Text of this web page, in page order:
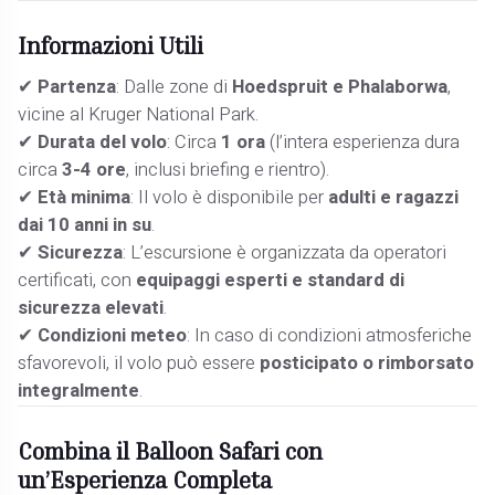
Informazioni Utili
✔ Partenza: Dalle zone di Hoedspruit e Phalaborwa,
vicine al Kruger National Park.
✔ Durata del volo: Circa 1 ora (l’intera esperienza dura
circa3-4 ore, inclusi briefing e rientro).
✔ Età minima: Il volo è disponibile per adulti e ragazzi
dai 10 anni in su.
✔Sicurezza: L’escursione è organizzata da operatori
certificati, con equipaggi esperti e standard di
sicurezza elevati.
✔ Condizioni meteo: In caso di condizioni atmosferiche
sfavorevoli, il volo può essere posticipato o rimborsato
integralmente.
Combina il Balloon Safari con
un’Esperienza Completa